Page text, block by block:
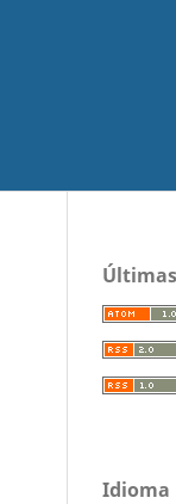
Idioma